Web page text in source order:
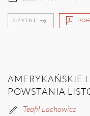
CZYTAJ
AMERYKAŃSKIE
POWSTANIA
Teofil Lachowicz